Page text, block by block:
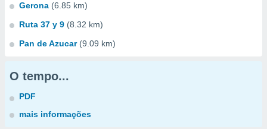
Gerona (6.85 km)
Ruta 37 y 9 (8.32 km)
Pan de Azucar (9.09 km)
O tempo...
PDF
mais informações